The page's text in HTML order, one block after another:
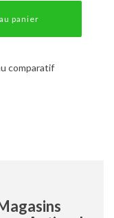
panier
comparatif